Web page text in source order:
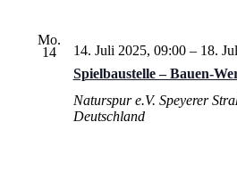
Mo.
14
Spielbaustelle – Bauen-
14. Juli 2025, 09:00– 18.
Naturspur e.V. Speyerer
Deutschland